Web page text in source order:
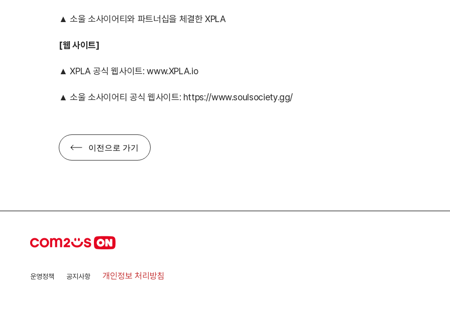
▲ 소울 소사이어티와 파트너십을 체결한 XPLA
[웹 사이트]
▲ XPLA 공식 웹사이트: www.XPLA.io
▲ 소울 소사이어티 공식 웹사이트: https://www.soulsociety.gg/
이전으로 가기
운영정책 공지사항 개인정보 처리방침